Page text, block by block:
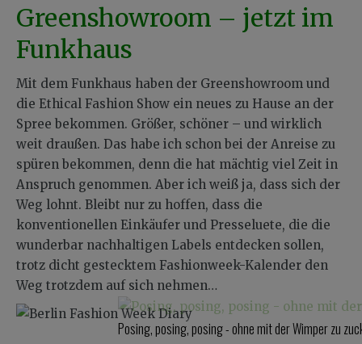
Posing, posing, posing - ohne mit der Wimper zu
Greenshowroom – jetzt im
Funkhaus
Mit dem Funkhaus haben der Greenshowroom und
die Ethical Fashion Show ein neues zu Hause an der
Spree bekommen. Größer, schöner – und wirklich
weit draußen. Das habe ich schon bei der Anreise zu
spüren bekommen, denn die hat mächtig viel Zeit in
Anspruch genommen. Aber ich weiß ja, dass sich der
Weg lohnt. Bleibt nur zu hoffen, dass die
konventionellen Einkäufer und Presseluete, die die
wunderbar nachhaltigen Labels entdecken sollen,
trotz dicht gestecktem Fashionweek-Kalender den
Weg trotzdem auf sich nehmen…